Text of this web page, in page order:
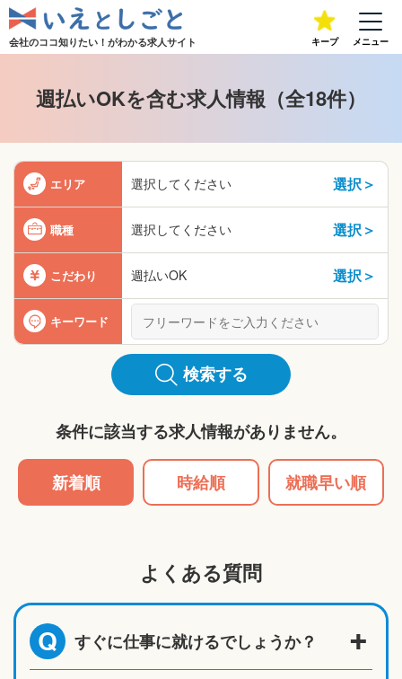
会社のココ知りたい！がわかる求人サイト キープ メニュー
週払いOKを含む求人情報（全18件）
エリア 選択してください 選択＞
職種 選択してください 選択＞
こだわり 週払いOK 選択＞
キーワード
検索する
条件に該当する求人情報がありません。
新着順 時給順 就職早い順
よくある質問
Q すぐに仕事に就けるでしょうか？